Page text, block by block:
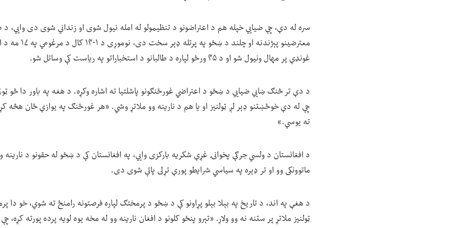
سره له دې، چې ضیايي خپله هم د اعتراضونو د تنظیمولو له امله نیول شوی او زنداني شوی دی وايي، د
معترضینو پېژندنه
غونډې پر مهال ونیول شو او د ۴۵ ورځو لپاره د طالبانو د استخباراتو په ریاست کې وساتل شو.
د دې تر څنګ ښايي ضیايي د ښځو د اعتراضي غورځنګونو پاشلتیا ته اشاره وکړه. د هغه په باور دا څو
چې له دې خوځښتنو ډېر لږ ټولنیز او یا هم د نارینه وو ملاتړ وشي. «هر غورځنګ په یوازې ځان
ته یوسي.»
د افغانستان د ولسي جرګې پخوانۍ غړې شکریه بارکزی وايي، په افغانستان کې د ښځو له حقونو د
ماتوونکی وو او تر ډېره په سیاسي شرایطو پورې تړلی پاتې شوی دی.
د هغې په اند، د تاریخ په بېلا بېلو پړاونو کې د ښځو د پرمختګ لپاره فرصتونه رامنځ ته شوي، خو
ټولنیز ملاتړ پر ستنه نه وو ولاړ. «تېرو پنځو کلونو د افغان نارینه وو له مخه یوه لویه پرده پورته